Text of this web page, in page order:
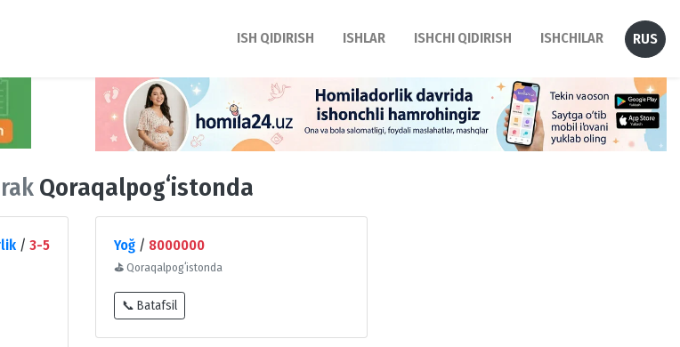
ISH QIDIRISH ISHLAR ISHCHI QIDIRISH ISHCHILAR RUS
Qoraqalpogʻistonda
/ 3-5
Yoğ / 8000000
⛳ Qoraqalpogʻistonda
📞 Batafsil